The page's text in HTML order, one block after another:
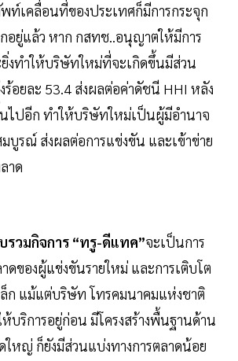
ท์เคลื่อนที่ของประเทศก็มีการกระจุก
อยู่แล้ว หาก กสทช..อนุญาตให้มีการ
งทำให้บริษัทใหม่ที่จะเกิดขึ้นมีส่วน
ร้อยละ 53.4 ส่งผลต่อค่าดัชนี HHI หลัง
นไปอีก ทำให้บริษัทใหม่เป็นผู้มีอำนาจ
บูรณ์ ส่งผลต่อการแข่งขัน และเข้าข่าย
าด
รวมกิจการ “ทรู-ดีแทค”จะเป็นการ
ดของผู้แข่งขันรายใหม่ และการเติบโต
ล็ก แม้แต่บริษัท โทรคมนาคมแห่งชาติ
บริการอยู่ก่อน มีโครงสร้างพื้นฐานด้าน
หญ่ ก็ยังมีส่วนแบ่งทางการตลาดน้อย